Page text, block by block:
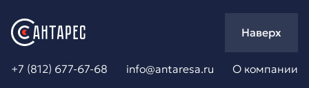
+7 (812) 677-67-68 info@antaresa.ru О компании
Наверх